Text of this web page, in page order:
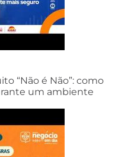
“Não é Não”: como
um ambiente